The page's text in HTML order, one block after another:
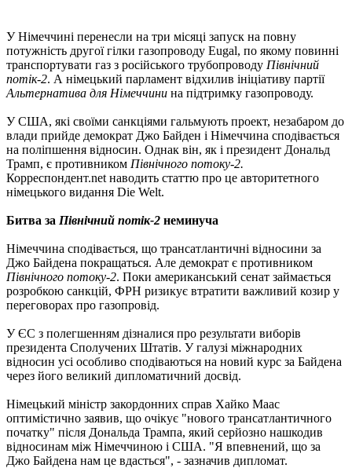
У Німеччині перенесли на три місяці запуск на повну
потужність другої гілки газопроводу Eugal, по якому повинні
транспортувати газ з російського трубопроводу Північний
потік-2. А німецький парламент відхилив ініціативу партії
Альтернатива для Німеччини на підтримку газопроводу.
У США, які своїми санкціями гальмують проект, незабаром до
влади прийде демократ Джо Байден і Німеччина сподівається
на поліпшення відносин. Однак він, як і президент Дональд
Трамп, є противником Північного потоку-2.
Корреспондент.net наводить статтю про це авторитетного
німецького видання Die Welt.
Битва за Північний потік-2 неминуча
Німеччина сподівається, що трансатлантичні відносини за
Джо Байдена покращаться. Але демократ є противником
Північного потоку-2. Поки американський сенат займається
розробкою санкцій, ФРН ризикує втратити важливий козир у
переговорах про газопровід.
У ЄС з полегшенням дізналися про результати виборів
президента Сполучених Штатів. У галузі міжнародних
відносин усі особливо сподіваються на новий курс за Байдена
через його великий дипломатичний досвід.
Німецький міністр закордонних справ Хайко Маас
оптимістично заявив, що очікує "нового трансатлантичного
початку" після Дональда Трампа, який серйозно нашкодив
відносинам між Німеччиною і США. "Я впевнений, що за
Джо Байдена нам це вдасться", - зазначив дипломат.